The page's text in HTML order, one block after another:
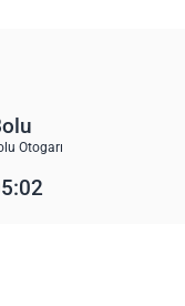
Otogarı